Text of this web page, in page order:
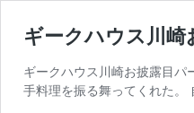
ギークハウス川
ギークハウス川崎お披露目パ
手料理を振る舞ってくれた